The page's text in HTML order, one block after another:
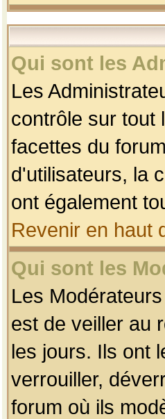
Qui sont les
Les
contrôle sur tout
facettes du
d'utilisateurs, la
ont également
Revenir en haut
Qui sont les
Les
est de veiller au
les jours. Ils ont
verrouiller,
forum où ils